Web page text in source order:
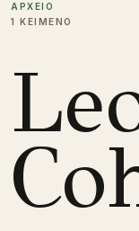
ΑΡΧΕΙΟ
1 ΚΕΙΜΕΝΟ